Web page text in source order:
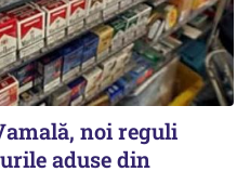
noi reguli
aduse din